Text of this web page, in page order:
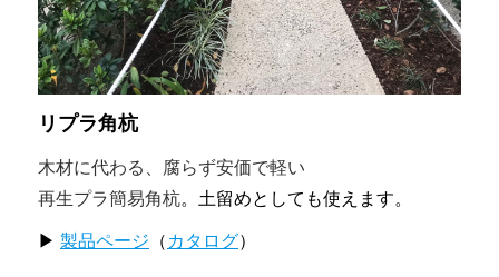
リプラ角杭
木材に代わる、腐らず安価で軽い
再生プラ簡易角杭。土留めとしても使えます。
▶ 製品ページ （ カタログ）